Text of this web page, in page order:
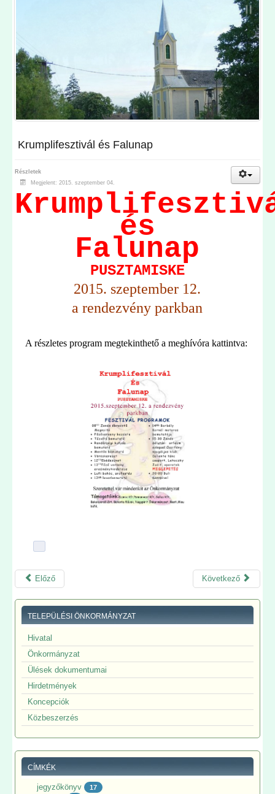
Krumplifesztivál és Falunap
Részletek
Megjelent: 2015. szeptember 04.
és
Falunap
PUSZTAMISKE
2015. szeptember 12.
a rendezvény parkban
A részletes program megtekinthető a meghívóra kattintva:
Előző Következő
TELEPÜLÉSI ÖNKORMÁNYZAT
Hivatal
Önkormányzat
Ülések dokumentumai
Hirdetmények
Koncepciók
Közbeszerzés
CÍMKÉK
jegyzőkönyv 17